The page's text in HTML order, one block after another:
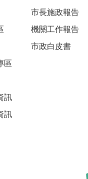
區
訊
訊
市長施政報告
機關工作報告
市政白皮書